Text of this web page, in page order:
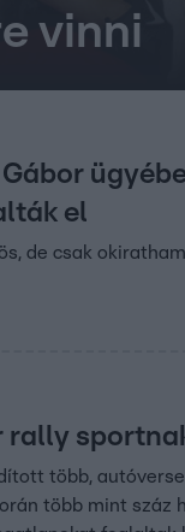
vinni
el
de csak
rally
több,
több mint